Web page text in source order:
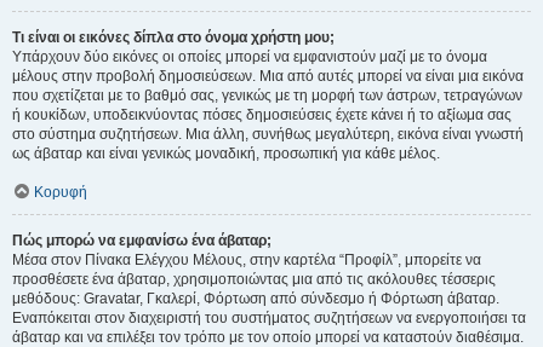
Τι είναι οι εικόνες δίπλα στο όνομα χρήστη μου;
Υπάρχουν δύο εικόνες οι οποίες μπορεί να εμφανιστούν μαζί με το όνομα
μέλους στην προβολή δημοσιεύσεων. Μια από αυτές μπορεί να είναι μια εικόνα
που σχετίζεται με το βαθμό σας, γενικώς με τη μορφή των άστρων, τετραγώνων
ή κουκίδων, υποδεικνύοντας πόσες δημοσιεύσεις έχετε κάνει ή το αξίωμα σας
στο σύστημα συζητήσεων. Μια άλλη, συνήθως μεγαλύτερη, εικόνα είναι γνωστή
ως άβαταρ και είναι γενικώς μοναδική, προσωπική για κάθε μέλος.
Κορυφή
Πώς μπορώ να εμφανίσω ένα άβαταρ;
Μέσα στον Πίνακα Ελέγχου Μέλους, στην καρτέλα “Προφίλ”, μπορείτε να
προσθέσετε ένα άβαταρ, χρησιμοποιώντας μια από τις ακόλουθες τέσσερις
μεθόδους: Gravatar, Γκαλερί, Φόρτωση από σύνδεσμο ή Φόρτωση άβαταρ.
Εναπόκειται στον διαχειριστή του συστήματος συζητήσεων να ενεργοποιήσει τα
άβαταρ και να επιλέξει τον τρόπο με τον οποίο μπορεί να καταστούν διαθέσιμα.